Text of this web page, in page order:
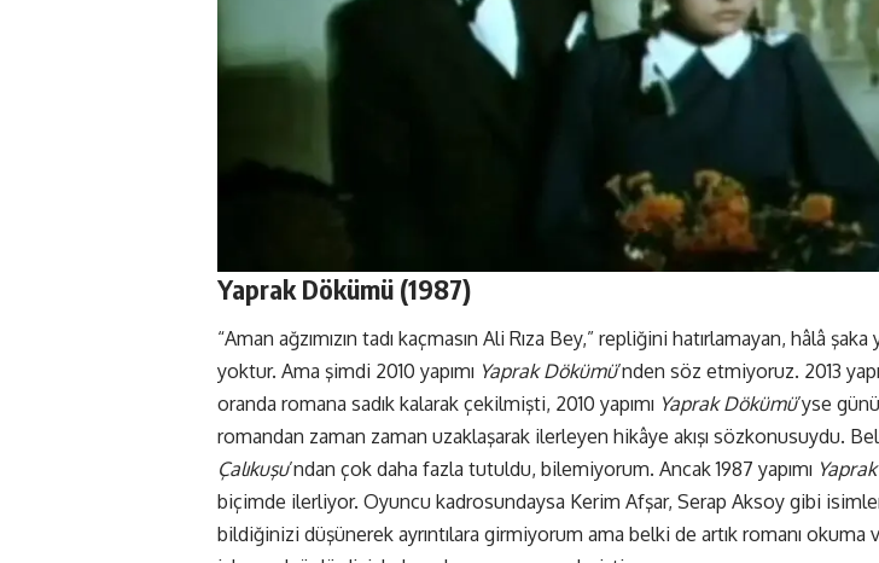
Yaprak Dökümü (1987)
“Aman ağzımızın tadı kaçmasın Ali Rıza Bey,” repliğini hatırlamayan, hâlâ
yoktur. Ama şimdi 2010 yapımı Yaprak Dökümü’nden söz etmiyoruz. 2013
oranda romana sadık kalarak çekilmişti, 2010 yapımı Yaprak Dökümü’yse
romandan zaman zaman uzaklaşarak ilerleyen hikâye akışı sözkonusuydu.
Çalıkuşu’ndan çok daha fazla tutuldu, bilemiyorum. Ancak 1987 yapımı
biçimde ilerliyor. Oyuncu kadrosundaysa Kerim Afşar, Serap Aksoy gibi
bildiğinizi düşünerek ayrıntılara girmiyorum ama belki de artık romanı okuma